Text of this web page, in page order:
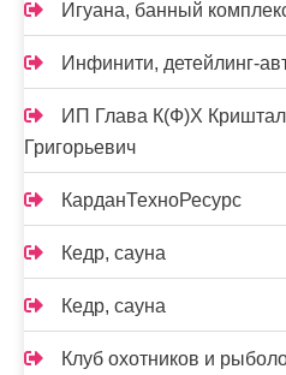
Игуана, банный
Инфинити, детейлинг-
ИП Глава К(Ф)Х
Григорьевич
КарданТехноРесурс
Кедр, сауна
Кедр, сауна
Клуб охотников и